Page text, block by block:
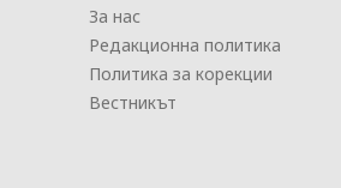
За нас
Редакционна политика
Политика за корекции
Вестникът